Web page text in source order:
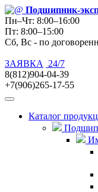
Подшипник-
Пн–Чт: 8:00–16:00
Пт: 8:00–15:00
Сб, Вс - по
ЗАЯВКА
24/7
8(812)904-04-39
+7(906)265-17-55
Каталог